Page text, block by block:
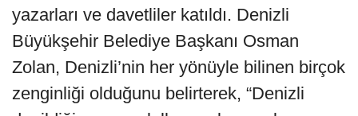
yazarları ve davetliler katıldı. Denizli
Büyükşehir Belediye Başkanı Osman
Zolan, Denizli’nin her yönüyle bilinen birçok
zenginliği olduğunu belirterek, “Denizli